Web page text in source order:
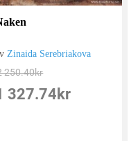
Zinaida Serebriakova
250.40kr
327.74kr